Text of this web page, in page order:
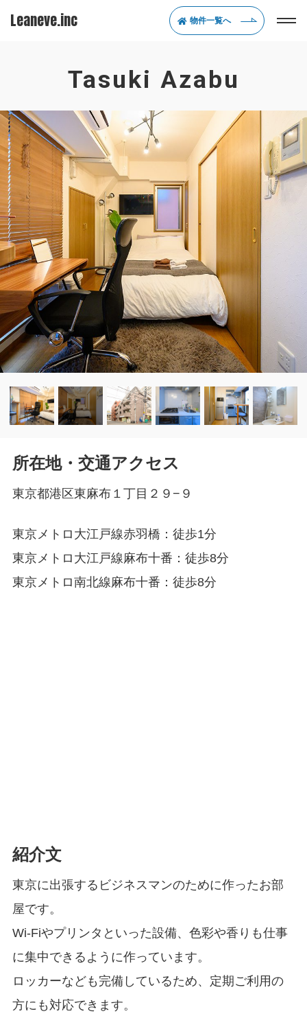
Leaneve.inc 物件一覧へ
Tasuki Azabu
所在地・交通アクセス
東京都港区東麻布１丁目２９−９
東京メトロ大江戸線赤羽橋：徒歩1分
東京メトロ大江戸線麻布十番：徒歩8分
東京メトロ南北線麻布十番：徒歩8分
紹介文
東京に出張するビジネスマンのために作ったお部
屋です。
Wi-Fiやプリンタといった設備、色彩や香りも仕事
に集中できるように作っています。
ロッカーなども完備しているため、定期ご利用の
方にも対応できます。